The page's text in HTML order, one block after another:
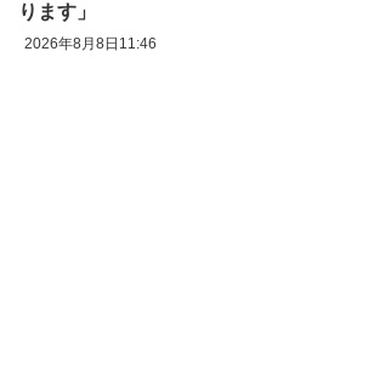
ります」
2026年8月8日11:46